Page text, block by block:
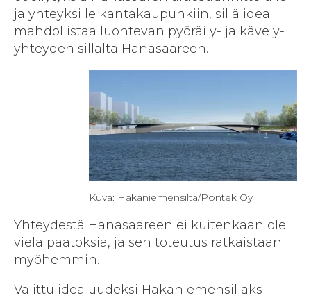
ja yhteyksille kantakaupunkiin, sillä idea
mahdollistaa luontevan pyöräily- ja kävely-
yhteyden sillalta Hanasaareen.
Kuva: Hakaniemensilta/Pontek Oy
Yhteydestä Hanasaareen ei kuitenkaan ole
vielä päätöksiä, ja sen toteutus ratkaistaan
myöhemmin.
Valittu idea uudeksi Hakaniemensillaksi